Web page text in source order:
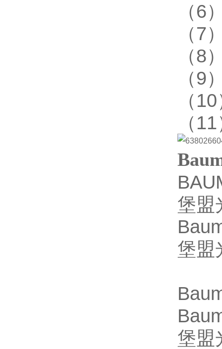
（6
（7
（8
（9
（
（
堡盟
堡盟
堡盟